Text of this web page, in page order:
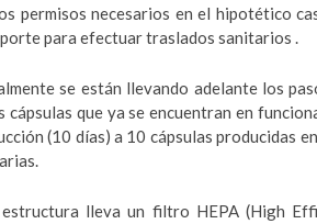
permisos necesarios en el hipotético
para efectuar traslados sanitarios .
se están llevando adelante los
cápsulas que ya se encuentran en
(10 días) a 10 cápsulas producidas
lleva un filtro HEPA (High